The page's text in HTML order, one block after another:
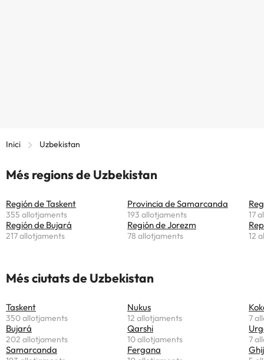
Inici Uzbekistan
Més regions de Uzbekistan
Región de Taskent
355 allotjaments
Región de Bujará
217 allotjaments
Provincia de Samarcanda
193 allotjaments
Región de Jorezm
78 allotjaments
17
12
Més ciutats de Uzbekistan
Taskent
350 allotjaments
Bujará
202 allotjaments
Samarcanda
Nukus
12 allotjaments
Qarshi
10 allotjaments
Fergana
7
7